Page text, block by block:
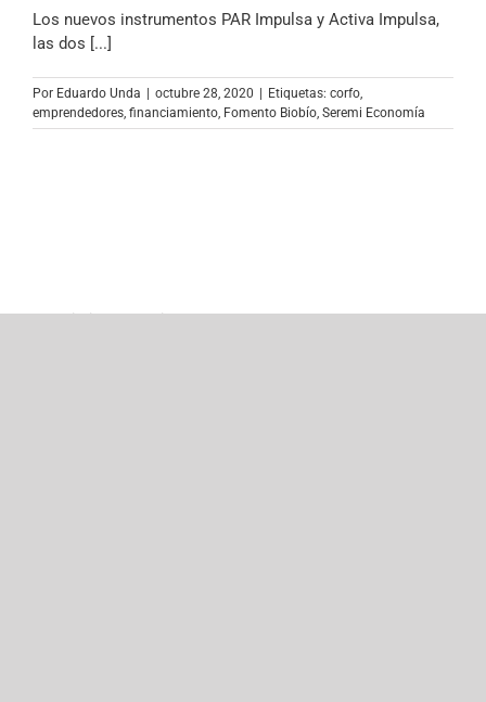
Los nuevos instrumentos PAR Impulsa y Activa Impulsa,
las dos [...]
Por Eduardo Unda | octubre 28, 2020 | Etiquetas: corfo
emprendedores financiamiento Fomento Biobío Seremi Economía